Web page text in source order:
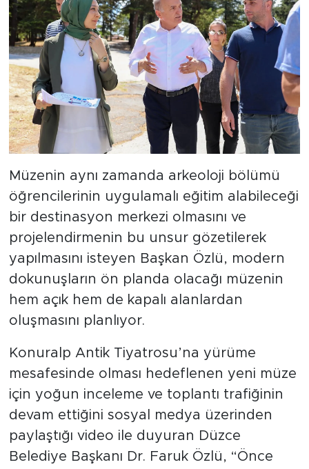
Müzenin aynı zamanda arkeoloji bölümü
öğrencilerinin uygulamalı eğitim alabileceği
bir destinasyon merkezi olmasını ve
projelendirmenin bu unsur gözetilerek
yapılmasını isteyen Başkan Özlü, modern
dokunuşların ön planda olacağı müzenin
hem açık hem de kapalı alanlardan
oluşmasını planlıyor.
Konuralp Antik Tiyatrosu’na yürüme
mesafesinde olması hedeflenen yeni müze
için yoğun inceleme ve toplantı trafiğinin
devam ettiğini sosyal medya üzerinden
paylaştığı video ile duyuran Düzce
Belediye Başkanı Dr. Faruk Özlü, “Önce